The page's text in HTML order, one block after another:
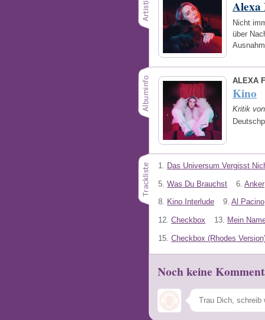
Alexa
Nicht
über
ALEXA
Kino
Kritik
1. Das Universum Vergisst
5. Was Du Brauchst 6. Anker
8. Kino Interlude 9. Al Pacino
12. Checkbox 13. Mein
15. Checkbox (Rhodes
Noch keine